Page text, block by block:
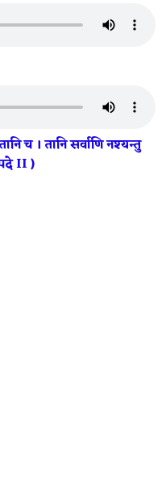
च । तानि सर्वाणि नश्यन्तु
II )